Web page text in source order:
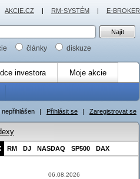
články diskuze
investora Moje akcie
nepřihlášen | Přihlásit se | Zaregistrovat se
RM DJ NASDAQ SP500 DAX
06.08.2026
AKCIE.CZ | RM-SYSTÉM | E-BROKER